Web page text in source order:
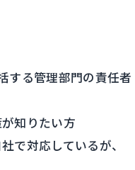
する管理部門の責任者
知りたい方
で対応しているが、